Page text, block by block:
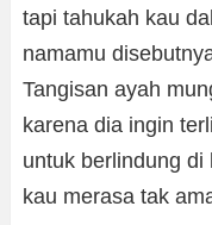
tapi tahukah kau
namamu
Tangisan ayah
karena dia ingin
untuk berlindung
kau merasa tak